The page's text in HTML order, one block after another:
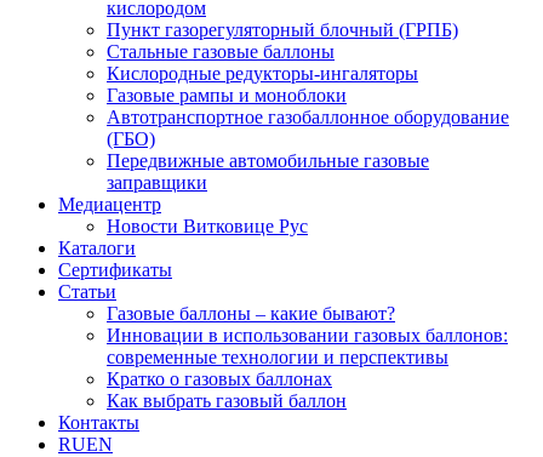
кислородом
Пункт газорегуляторный блочный (ГРПБ)
Стальные газовые баллоны
Кислородные редукторы-ингаляторы
Газовые рампы и моноблоки
Автотранспортное газобаллонное оборудование
(ГБО)
Передвижные автомобильные газовые
заправщики
Медиацентр
Новости Витковице Рус
Каталоги
Сертификаты
Статьи
Газовые баллоны – какие бывают?
Инновации в использовании газовых баллонов:
современные технологии и перспективы
Кратко о газовых баллонах
Как выбрать газовый баллон
Контакты
RUEN